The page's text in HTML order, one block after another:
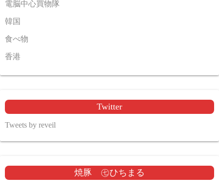
電脳中心買物隊
韓国
食べ物
香港
Twitter
Tweets by reveil
焼豚 ㊆ひちまる